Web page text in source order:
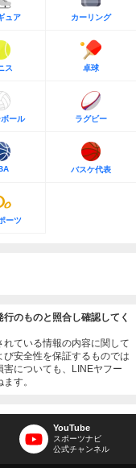
ュア カーリング
ス 卓球
ール ラグビー
バスケ代表
ーツ
行のものと照合し確認してく
ている情報の内容に関して
安全性を保証するものでは
についても、LINEヤフー
す。
YouTube
スポーツナビ
公式チャンネル